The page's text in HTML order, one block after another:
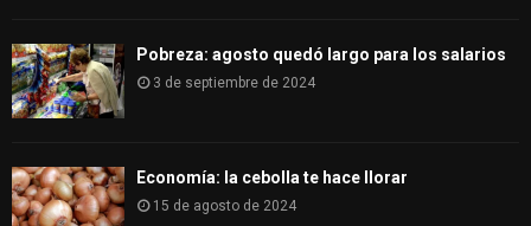
Pobreza: agosto quedó largo para los salarios
3 de septiembre de 2024
Economía: la cebolla te hace llorar
15 de agosto de 2024